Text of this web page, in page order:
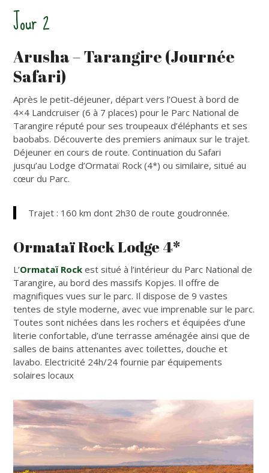
Jour 2
Arusha – Tarangire (Journée
Safari)
Après le petit-déjeuner, départ vers l’Ouest à bord de
4×4 Landcruiser (6 à 7 places) pour le Parc National de
Tarangire réputé pour ses troupeaux d’éléphants et ses
baobabs. Découverte des premiers animaux sur le trajet.
Déjeuner en cours de route. Continuation du Safari
jusqu’au Lodge d’Ormataï Rock (4*) ou similaire, situé au
cœur du Parc.
Trajet : 160 km dont 2h30 de route goudronnée.
Ormataï Rock Lodge 4*
L’Ormataï Rock est situé à l’intérieur du Parc National de
Tarangire, au bord des massifs Kopjes. Il offre de
magnifiques vues sur le parc. Il dispose de 9 vastes
tentes de style moderne, avec vue imprenable sur le parc.
Toutes sont nichées dans les rochers et équipées d’une
literie confortable, d’une terrasse aménagée ainsi que de
salles de bains attenantes avec toilettes, douche et
lavabo. Electricité 24h/24 fournie par équipements
solaires locaux